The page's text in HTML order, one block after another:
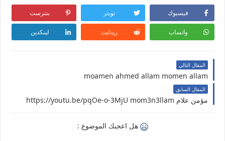
فيسبوك تويتر بنترست
واتساب ريدايت لينكدين
المقال التالي
moamen ahmed allam momen allam
المقال السابق
مؤمن علام https://youtu.be/pqOe-o-3MjU mom3n3llam
هل اعجبك الموضوع :